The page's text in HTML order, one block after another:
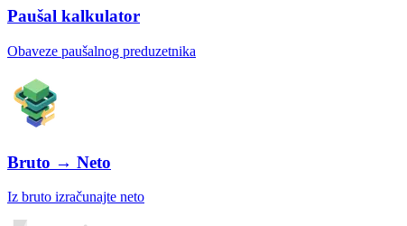
Paušal kalkulator
Obaveze paušalnog preduzetnika
Bruto → Neto
Iz bruto izračunajte neto